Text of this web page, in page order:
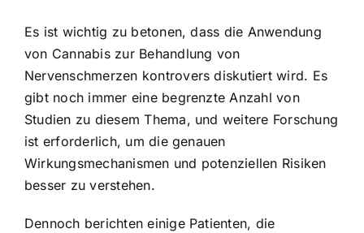
Es ist wichtig zu betonen, dass die Anwendung
von Cannabis zur Behandlung von
Nervenschmerzen kontrovers diskutiert wird. Es
gibt noch immer eine begrenzte Anzahl von
Studien zu diesem Thema, und weitere Forschung
ist erforderlich, um die genauen
Wirkungsmechanismen und potenziellen Risiken
besser zu verstehen.
Dennoch berichten einige Patienten, die